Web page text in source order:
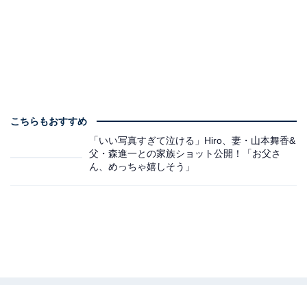
こちらもおすすめ
「いい写真すぎて泣ける」Hiro、妻・山本舞香&
父・森進一との家族ショット公開！「お父さ
ん、めっちゃ嬉しそう」